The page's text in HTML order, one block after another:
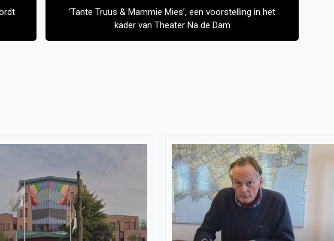
‘Tante Truus & Mammie Mies’, een voorstelling in het
kader van Theater Na de Dam